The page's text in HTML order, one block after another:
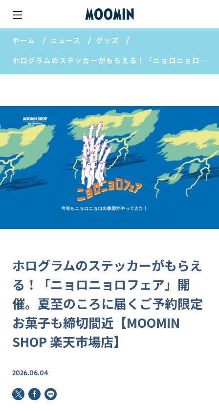
ホーム ニュース グッズ
ホログラムのステッカーがもらえる！「ニョロニョロフェア」開催。夏至のころに届くご予約限定お菓子も締切間近【MOOMIN SHOP 楽天市場店】
ホログラムのステッカーがもらえ
る！「ニョロニョロフェア」開
催。夏至のころに届くご予約限定
お菓子も締切間近【MOOMIN
SHOP 楽天市場店】
2026.06.04